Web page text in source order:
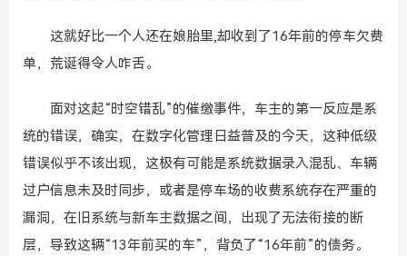
这就好比一个人还在娘胎里,却收到了16年前的停车欠费
单，荒诞得令人咋舌。
面对这起“时空错乱”的催缴事件，车主的第一反应是系
统的错误，确实，在数字化管理日益普及的今天，这种低级
错误似乎不该出现，这极有可能是系统数据录入混乱、车辆
过户信息未及时同步，或者是停车场的收费系统存在严重的
漏洞，在旧系统与新车主数据之间，出现了无法衔接的断
层，导致这辆“13年前买的车”，背负了“16年前”的债务。